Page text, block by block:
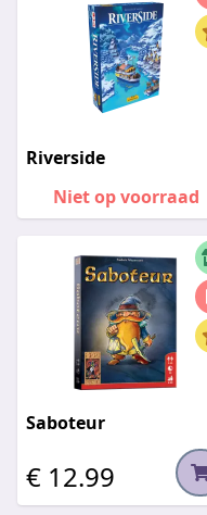
Riverside
Niet op voorraad
Saboteur
€ 12.99